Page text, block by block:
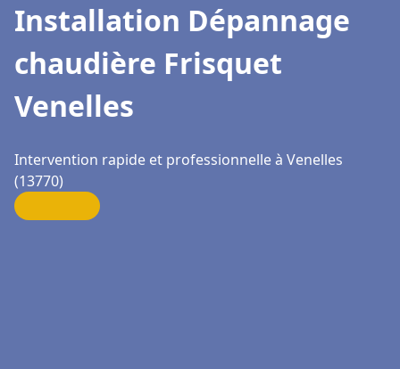
Installation Dépannage
chaudière Frisquet
Venelles
Intervention rapide et professionnelle à Venelles
(13770)